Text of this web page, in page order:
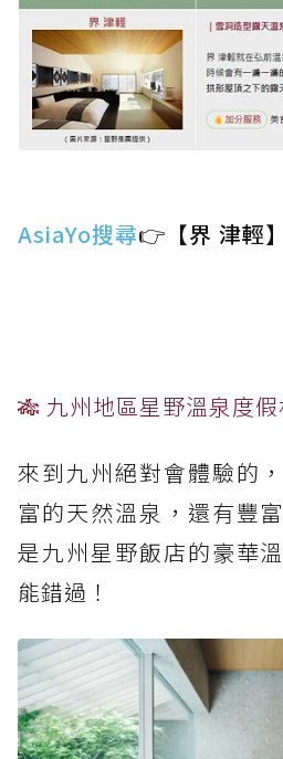
AsiaYo搜尋👉【界 津輕】
🎋 九州地區星野溫泉度
來到九州絕對會體驗的
富的天然溫泉，還有豐
是九州星野飯店的豪華
能錯過！